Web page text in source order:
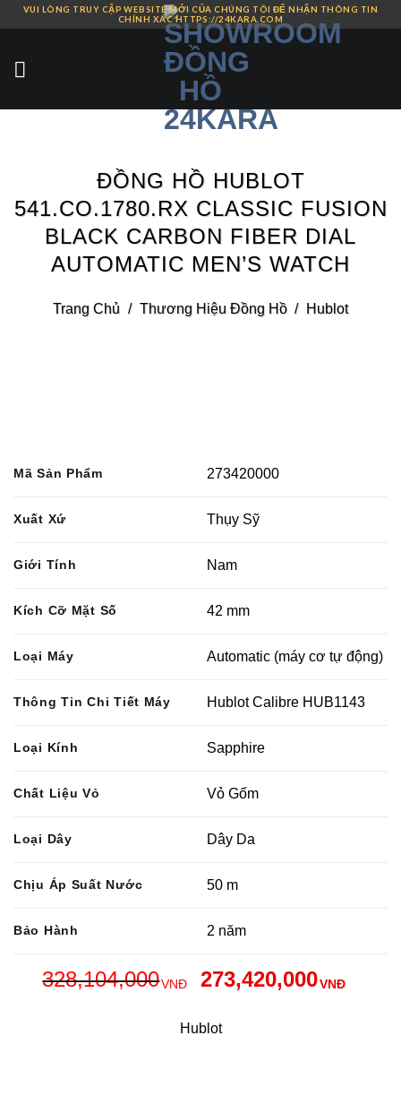
Skip
content
VUI LÒNG TRUY CẬP WEBSITE MỚI CỦA CHÚNG TÔI ĐỂ NHẬN THÔNG TIN
CHÍNH XÁC HTTPS://24KARA.COM
ĐỒNG HỒ HUBLOT
541.CO.1780.RX CLASSIC FUSION
BLACK CARBON FIBER DIAL
AUTOMATIC MEN’S WATCH
Trang Chủ / Thương Hiệu Đồng Hồ / Hublot
Mã Sản Phẩm 273420000
Xuất Xứ Thụy Sỹ
Giới Tính Nam
Kích Cỡ Mặt Số 42 mm
Loại Máy Automatic (máy cơ tự động)
Thông Tin Chi Tiết Máy Hublot Calibre HUB1143
Loại Kính Sapphire
Chất Liệu Vỏ Vỏ Gốm
Loại Dây Dây Da
Chịu Áp Suất Nước 50 m
Bảo Hành 2 năm
328,104,000VNĐ 273,420,000VNĐ
Hublot